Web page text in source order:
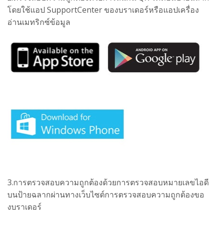
โดยใช้แอป SupportCenter ของบราเดอร์หรือแอปเครื่อง
อ่านเมทริกซ์ข้อมูล
3.การตรวจสอบความถูกต้องด้วยการตรวจสอบหมายเลขไอดี
บนป้ายฉลากผ่านทางเว็บไซต์การตรวจสอบความถูกต้องขอ
งบราเดอร์